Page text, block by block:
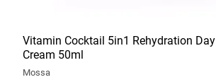
Vitamin Cocktail 5in1 Rehydration Day
Cream 50ml
Mossa